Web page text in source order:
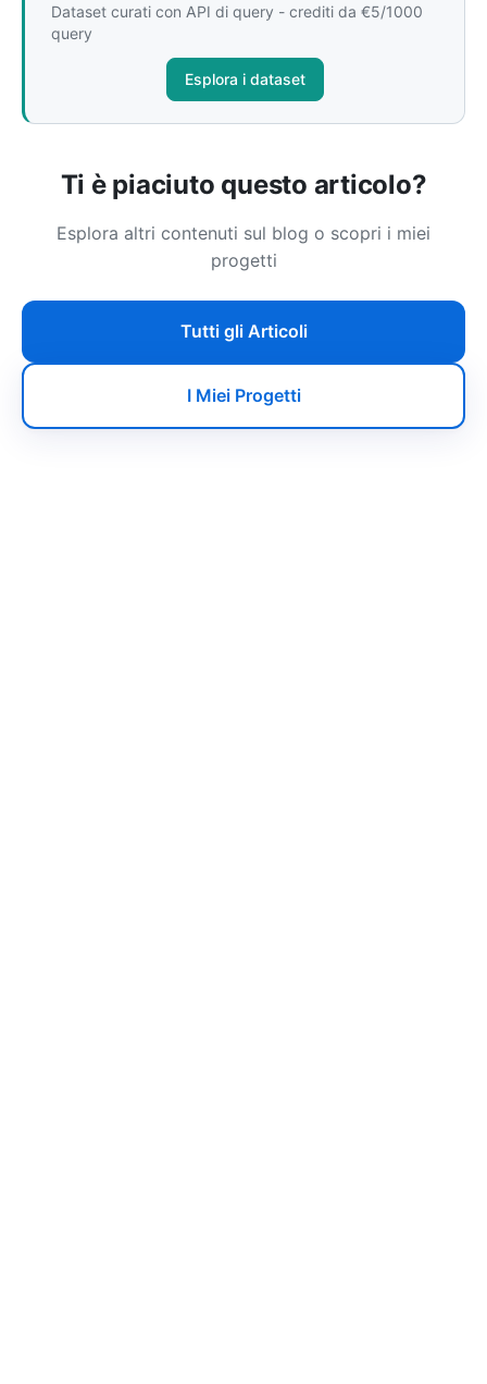
Dataset curati con API di query - crediti da €5/1000
query
Esplora i dataset
Ti è piaciuto questo articolo?
Esplora altri contenuti sul blog o scopri i miei
progetti
Tutti gli Articoli
I Miei Progetti